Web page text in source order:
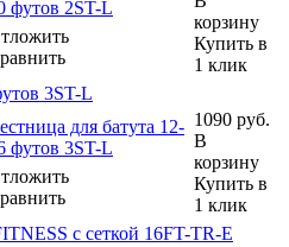
футов 2ST-L
корзину
Купить в
1 клик
3ST-L
для батута 12-
футов 3ST-L
1090 руб.
В
корзину
Купить в
1 клик
с сеткой 16FT-TR-E